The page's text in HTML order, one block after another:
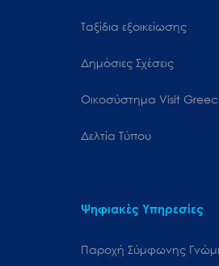
Ταξίδια εξοικείωσης
Δημόσιες Σχέσεις
Oικοσύστημα Visit
Δελτία Τύπου
Ψηφιακές Υπηρεσίες
Παροχή Σύμφωνης